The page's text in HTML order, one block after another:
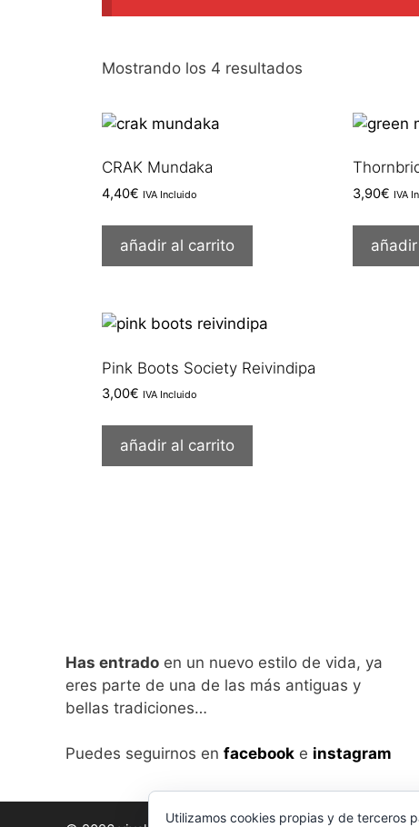
Mostrando los 4 resultados
CRAK Mundaka
4,40€ IVA Incluido
añadir al carrito
3,90€ IVA
Pink Boots Society Reivindipa
3,00€ IVA Incluido
añadir al carrito
Has entrado en un nuevo estilo de vida, ya
eres parte de una de las más antiguas y
bellas tradiciones…
Puedes seguirnos en facebook e instagram
Utilizamos cookies propias y de terceros